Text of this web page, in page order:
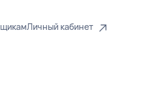
Личный кабинет